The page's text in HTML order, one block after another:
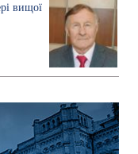
вищої